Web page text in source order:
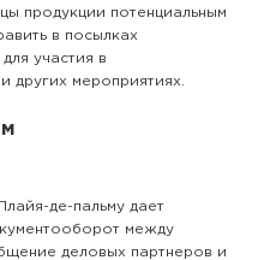
продукции потенциальным
в посылках
участия в
других мероприятиях.
де-пальму дает
между
деловых партнеров и